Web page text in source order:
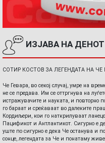
ИЗЈАВА НА ДЕНОТ
СОТИР КОСТОВ ЗА ЛЕГЕНДАТА НА ЧЕ
Че Гевара, во секој случај, умре на
не се предава. Им се оттргнува на
истражувачите и науката, и повторно
го бараат и среќаваат во далеките
Кордиљери, кои го наткрилуваат
Пацификот и Антлантикот. Сигурно е
уште по сигурно е дека Че останува и
сонце, легендата за Че и понатаму